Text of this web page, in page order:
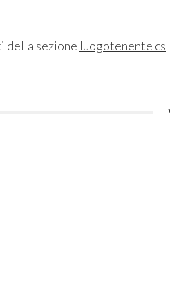
della sezione luogotenente cs